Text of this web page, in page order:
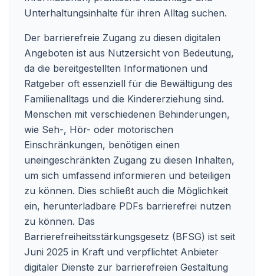
Unterhaltungsinhalte für ihren Alltag suchen.
Der barrierefreie Zugang zu diesen digitalen
Angeboten ist aus Nutzersicht von Bedeutung,
da die bereitgestellten Informationen und
Ratgeber oft essenziell für die Bewältigung des
Familienalltags und die Kindererziehung sind.
Menschen mit verschiedenen Behinderungen,
wie Seh-, Hör- oder motorischen
Einschränkungen, benötigen einen
uneingeschränkten Zugang zu diesen Inhalten,
um sich umfassend informieren und beteiligen
zu können. Dies schließt auch die Möglichkeit
ein, herunterladbare PDFs barrierefrei nutzen
zu können. Das
Barrierefreiheitsstärkungsgesetz (BFSG) ist seit
Juni 2025 in Kraft und verpflichtet Anbieter
digitaler Dienste zur barrierefreien Gestaltung